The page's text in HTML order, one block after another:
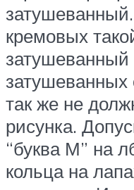
кремовых
затушеванных
так же не
рисунка.
“буква М” на
кольца на